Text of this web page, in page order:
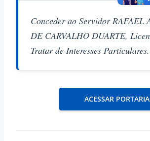
Conceder ao Servidor RAFAEL
DE CARVALHO DUARTE,
Tratar de Interesses Particulares.
ACESSAR PORTARIA